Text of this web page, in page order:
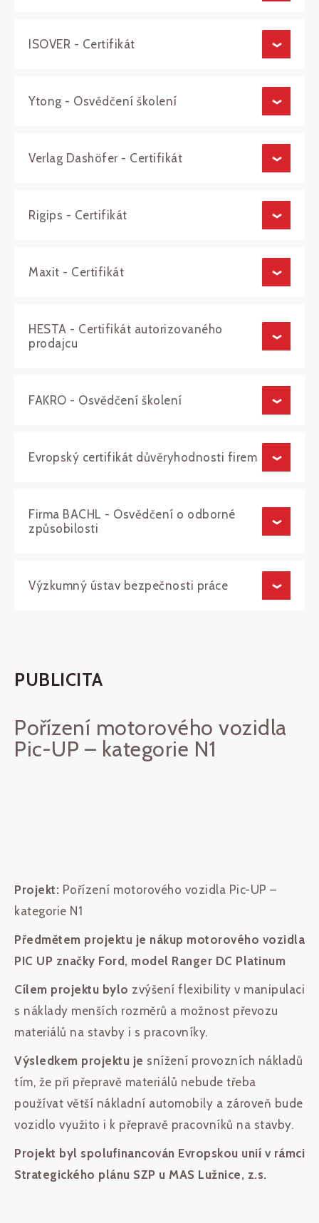
ISOVER - Certifikát
Ytong - Osvědčení školení
Verlag Dashöfer - Certifikát
Rigips - Certifikát
Maxit - Certifikát
HESTA - Certifikát autorizovaného
prodajcu
FAKRO - Osvědčení školení
Evropský certifikát důvěryhodnosti firem
Firma BACHL - Osvědčení o odborné
způsobilosti
Výzkumný ústav bezpečnosti práce
PUBLICITA
Pořízení motorového vozidla
Pic-UP – kategorie N1
Projekt: Pořízení motorového vozidla Pic-UP –
kategorie N1
Předmětem projektu je nákup motorového vozidla
PIC UP značky Ford, model Ranger DC Platinum
Cílem projektu bylo zvýšení flexibility v manipulaci
s náklady menších rozměrů a možnost převozu
materiálů na stavby i s pracovníky.
Výsledkem projektu je snížení provozních nákladů
tím, že při přepravě materiálů nebude třeba
používat větší nákladní automobily a zároveň bude
vozidlo využito i k přepravě pracovníků na stavby.
Projekt byl spolufinancován Evropskou unií v rámci
Strategického plánu SZP u MAS Lužnice, z.s.